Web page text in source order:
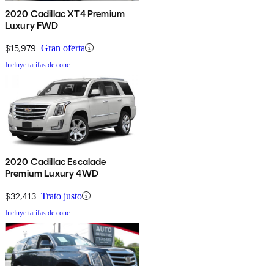
2020 Cadillac XT4 Premium
Luxury FWD
$15,979 Gran oferta
Incluye tarifas de conc.
2020 Cadillac Escalade
Premium Luxury 4WD
$32,413 Trato justo
Incluye tarifas de conc.